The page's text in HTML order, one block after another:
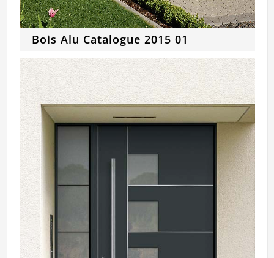
Bois Alu Catalogue 2015 01